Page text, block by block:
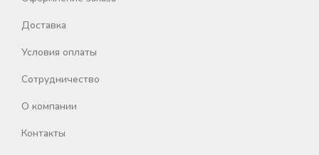
Доставка
Условия оплаты
Сотрудничество
О компании
Контакты